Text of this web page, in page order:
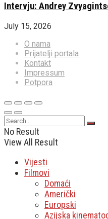
Intervju: Andrey
July 15, 2026
O nama
Prijatelji portala
Kontakt
Impressum
Potpora
No Result
View All Result
Vijesti
Filmovi
Domaći
Američki
Europski
Azijska